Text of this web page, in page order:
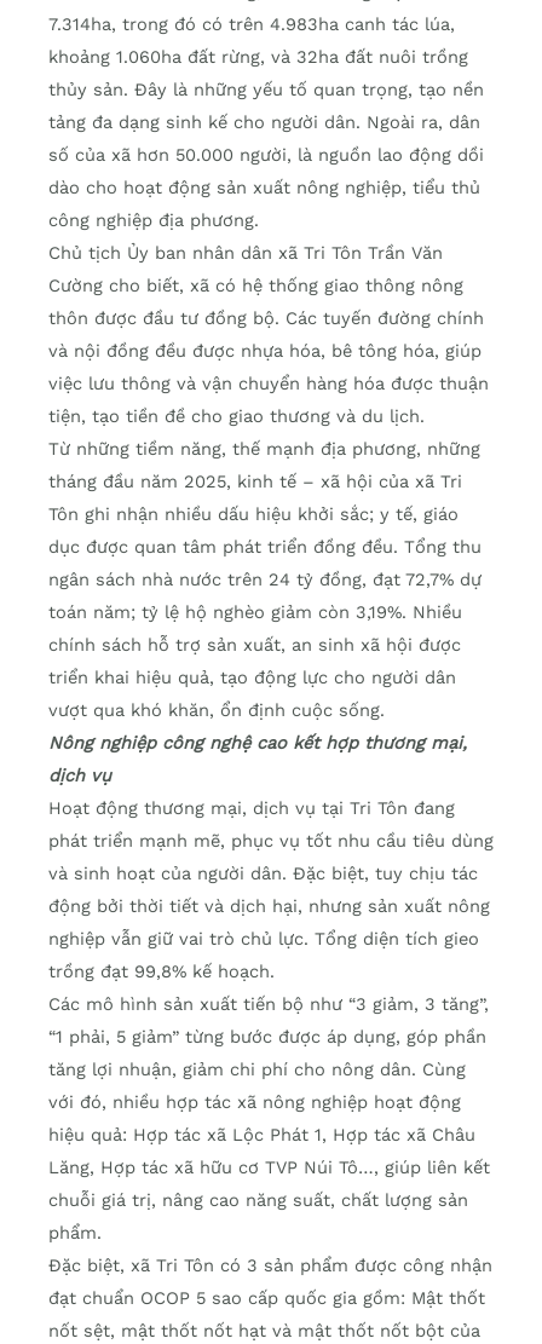
7.314ha, trong đó có trên 4.983ha canh tác lúa,
khoảng 1.060ha đất rừng, và 32ha đất nuôi trồng
thủy sản. Đây là những yếu tố quan trọng, tạo nền
tảng đa dạng sinh kế cho người dân. Ngoài ra, dân
số của xã hơn 50.000 người, là nguồn lao động dồi
dào cho hoạt động sản xuất nông nghiệp, tiểu thủ
công nghiệp địa phương.
Chủ tịch Ủy ban nhân dân xã Tri Tôn Trần Văn
Cường cho biết, xã có hệ thống giao thông nông
thôn được đầu tư đồng bộ. Các tuyến đường chính
và nội đồng đều được nhựa hóa, bê tông hóa, giúp
việc lưu thông và vận chuyển hàng hóa được thuận
tiện, tạo tiền đề cho giao thương và du lịch.
Từ những tiềm năng, thế mạnh địa phương, những
tháng đầu năm 2025, kinh tế – xã hội của xã Tri
Tôn ghi nhận nhiều dấu hiệu khởi sắc; y tế, giáo
dục được quan tâm phát triển đồng đều. Tổng thu
ngân sách nhà nước trên 24 tỷ đồng, đạt 72,7% dự
toán năm; tỷ lệ hộ nghèo giảm còn 3,19%. Nhiều
chính sách hỗ trợ sản xuất, an sinh xã hội được
triển khai hiệu quả, tạo động lực cho người dân
vượt qua khó khăn, ổn định cuộc sống.
Nông nghiệp công nghệ cao kết hợp thương mại,
dịch vụ
Hoạt động thương mại, dịch vụ tại Tri Tôn đang
phát triển mạnh mẽ, phục vụ tốt nhu cầu tiêu dùng
và sinh hoạt của người dân. Đặc biệt, tuy chịu tác
động bởi thời tiết và dịch hại, nhưng sản xuất nông
nghiệp vẫn giữ vai trò chủ lực. Tổng diện tích gieo
trồng đạt 99,8% kế hoạch.
Các mô hình sản xuất tiến bộ như “3 giảm, 3 tăng”,
“1 phải, 5 giảm” từng bước được áp dụng, góp phần
tăng lợi nhuận, giảm chi phí cho nông dân. Cùng
với đó, nhiều hợp tác xã nông nghiệp hoạt động
hiệu quả: Hợp tác xã Lộc Phát 1, Hợp tác xã Châu
Lăng, Hợp tác xã hữu cơ TVP Núi Tô…, giúp liên kết
chuỗi giá trị, nâng cao năng suất, chất lượng sản
phẩm.
Đặc biệt, xã Tri Tôn có 3 sản phẩm được công nhận
đạt chuẩn OCOP 5 sao cấp quốc gia gồm: Mật thốt
nốt sệt, mật thốt nốt hạt và mật thốt nốt bột của